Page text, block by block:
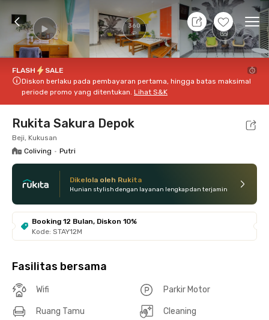
360 +15
11 Agt 26 - Belum tahu
Foto Fasilitas bersama Lokasi Kamar
FLASH SALE
FLASH
SALE
Diskon berlaku pada pembayaran pertama, hingga batas maksimal
periode promo yang ditentukan. Lihat S&K
Rukita Sakura Depok
Beji, Kukusan
Coliving • Putri
Dikelola oleh Rukita
Hunian stylish dengan layanan lengkap dan terjamin
Booking 12 Bulan, Diskon 10%
Kode: STAY12M
Fasilitas bersama
Wifi Parkir Motor
Ruang Tamu Cleaning